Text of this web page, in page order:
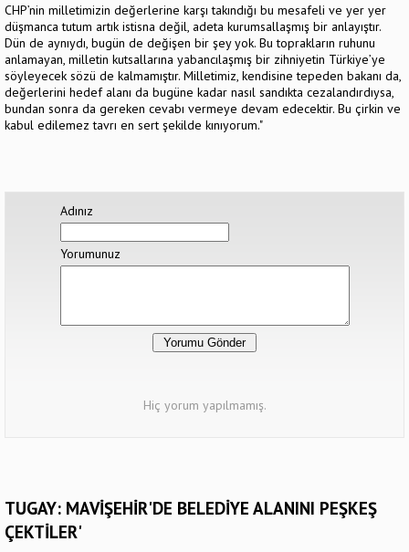
CHP’nin milletimizin değerlerine karşı takındığı bu mesafeli ve yer yer
düşmanca tutum artık istisna değil, adeta kurumsallaşmış bir anlayıştır.
Dün de aynıydı, bugün de değişen bir şey yok. Bu toprakların ruhunu
anlamayan, milletin kutsallarına yabancılaşmış bir zihniyetin Türkiye’ye
söyleyecek sözü de kalmamıştır. Milletimiz, kendisine tepeden bakanı da,
değerlerini hedef alanı da bugüne kadar nasıl sandıkta cezalandırdıysa,
bundan sonra da gereken cevabı vermeye devam edecektir. Bu çirkin ve
kabul edilemez tavrı en sert şekilde kınıyorum."
Adınız
Yorumunuz
Hiç yorum yapılmamış.
TUGAY: MAVİŞEHİR'DE BELEDİYE ALANINI PEŞKEŞ
ÇEKTİLER'